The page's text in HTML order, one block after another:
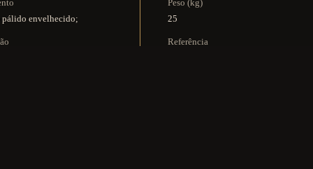
pálido envelhecido;
Peso (kg)
25
Referência